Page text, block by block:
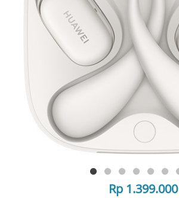
Rp 1.399.000